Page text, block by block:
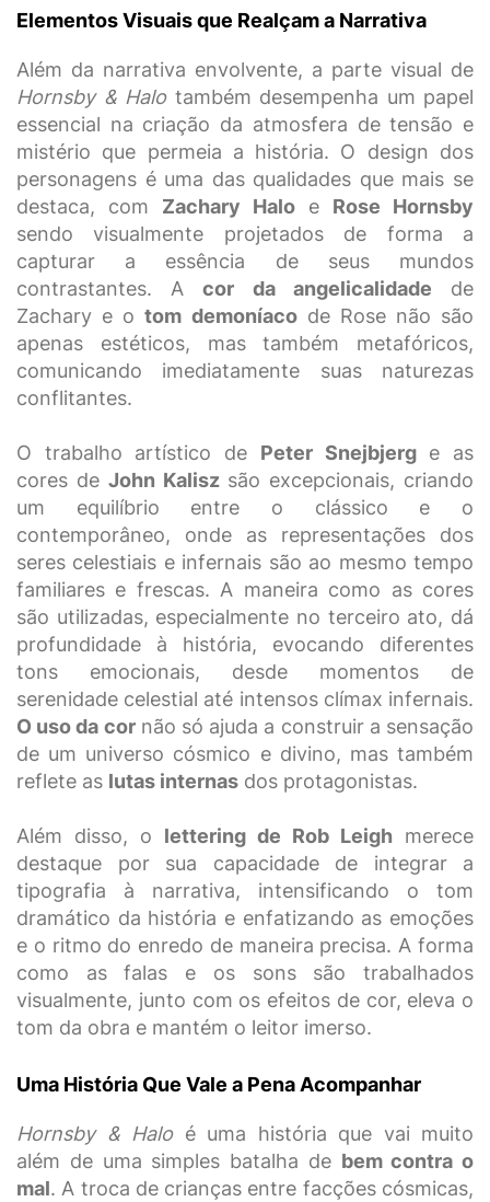
Elementos Visuais que Realçam a Narrativa
Além da narrativa envolvente, a parte visual de
Hornsby & Halotambém desempenha um papel
essencial na criação da atmosfera de tensão e
mistério que permeia a história. O design dos
personagens é uma das qualidades que mais se
destaca, com Zachary Halo e Rose Hornsby
sendo visualmente projetados de forma a
capturar a essência de seus mundos
contrastantes. Acor da angelicalidade de
Zachary e otom demoníacode Rose não são
apenas estéticos, mas também metafóricos,
comunicando imediatamente suas naturezas
conflitantes.
O trabalho artístico de Peter Snejbjerge as
cores de John Kaliszsão excepcionais, criando
um equilíbrio entre o clássico e o
contemporâneo, onde as representações dos
seres celestiais e infernais são ao mesmo tempo
familiares e frescas. A maneira como as cores
são utilizadas, especialmente no terceiro ato, dá
profundidade à história, evocando diferentes
tons emocionais, desde momentos de
serenidade celestial até intensos clímax infernais.
O uso da cornão só ajuda a construir a sensação
de um universo cósmico e divino, mas também
reflete as lutas internas dos protagonistas.
Além disso, o lettering de Rob Leigh merece
destaque por sua capacidade de integrar a
tipografia à narrativa, intensificando o tom
dramático da história e enfatizando as emoções
e o ritmo do enredo de maneira precisa. A forma
como as falas e os sons são trabalhados
visualmente, junto com os efeitos de cor, eleva o
tom da obra e mantém o leitor imerso.
Uma História Que Vale a Pena Acompanhar
Hornsby & Haloé uma história que vai muito
além de uma simples batalha de bem contra o
mal. A troca de crianças entre facções cósmicas,